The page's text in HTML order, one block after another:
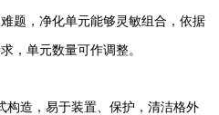
题，净化单元能够灵敏组合，依据
，单元数量可作调整。
构造，易于装置、保护，清洁格外